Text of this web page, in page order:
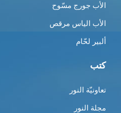
الأب جورج مسّوح
الأب الياس مرقص
ألبير لحّام
كتب
تعاونيّة النور
مجلة النور